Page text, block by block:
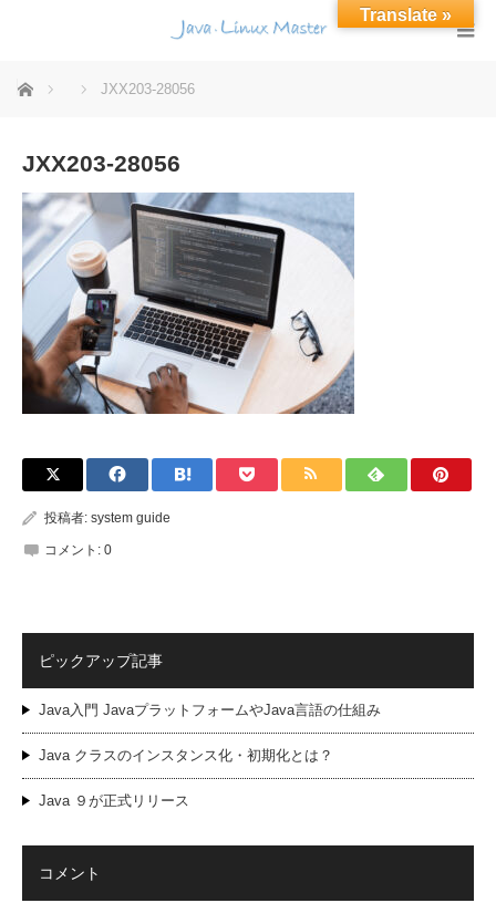
ホーム JXX203-28056
JXX203-28056
投稿者: system guide
コメント: 0
ピックアップ記事
Java入門 JavaプラットフォームやJava言語の仕組み
Java クラスのインスタンス化・初期化とは？
Java ９が正式リリース
コメント
Translate »